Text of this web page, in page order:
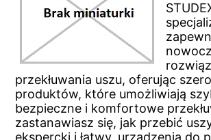
przekłuwania uszu, oferując
produktów, które umożliwiają
bezpieczne i komfortowe
zastanawiasz się, jak przebić
ekspercki i łatwy, urządzenia do